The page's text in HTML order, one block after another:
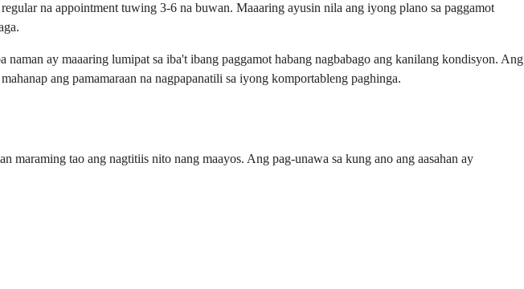
na appointment tuwing 3-6 na buwan. Maaaring ayusin nila ang iyong plano sa paggamot
ay maaaring lumipat sa iba't ibang paggamot habang nagbabago ang kanilang kondisyon. Ang
ang pamamaraan na nagpapanatili sa iyong komportableng paghinga.
tao ang nagtitiis nito nang maayos. Ang pag-unawa sa kung ano ang aasahan ay